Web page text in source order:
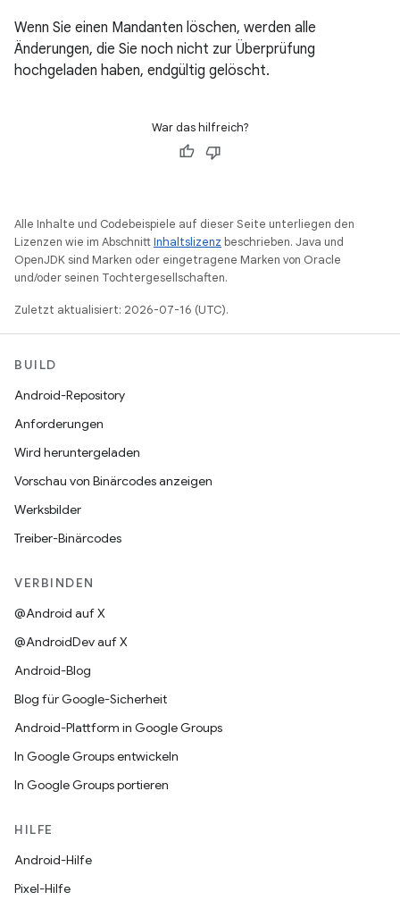
Wenn Sie einen Mandanten löschen, werden alle
Änderungen, die Sie noch nicht zur Überprüfung
hochgeladen haben, endgültig gelöscht.
War das hilfreich?
Alle Inhalte und Codebeispiele auf dieser Seite unterliegen den
Lizenzen wie im AbschnittInhaltslizenz beschrieben. Java und
OpenJDK sind Marken oder eingetragene Marken von Oracle
und/oder seinen Tochtergesellschaften.
Zuletzt aktualisiert: 2026-07-16 (UTC).
BUILD
Android-Repository
Anforderungen
Wird heruntergeladen
Vorschau von Binärcodes anzeigen
Werksbilder
Treiber-Binärcodes
VERBINDEN
@Android auf X
@AndroidDev auf X
Android-Blog
Blog für Google-Sicherheit
Android-Plattform in Google Groups
In Google Groups entwickeln
In Google Groups portieren
HILFE
Android-Hilfe
Pixel-Hilfe